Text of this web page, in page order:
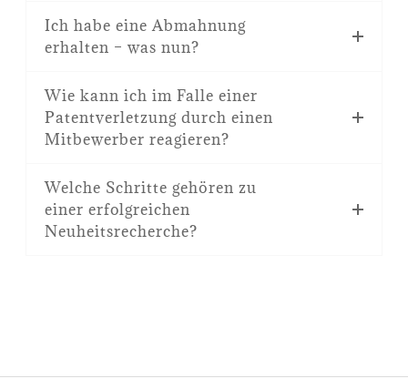
Ich habe eine Abmahnung
erhalten – was nun?
Wie kann ich im Falle einer
Patentverletzung durch einen
Mitbewerber reagieren?
Welche Schritte gehören zu
einer erfolgreichen
Neuheitsrecherche?